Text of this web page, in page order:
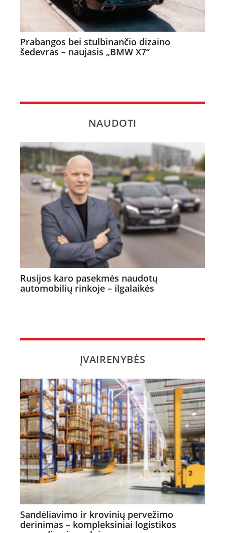
Prabangos bei stulbinančio dizaino
šedevras – naujasis „BMW X7“
NAUDOTI
Rusijos karo pasekmės naudotų
automobilių rinkoje – ilgalaikės
ĮVAIRENYBĖS
Sandėliavimo ir krovinių pervežimo
derinimas – kompleksiniai logistikos